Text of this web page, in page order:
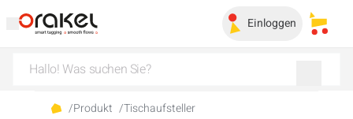
Einloggen
/Produkt /Tischaufsteller